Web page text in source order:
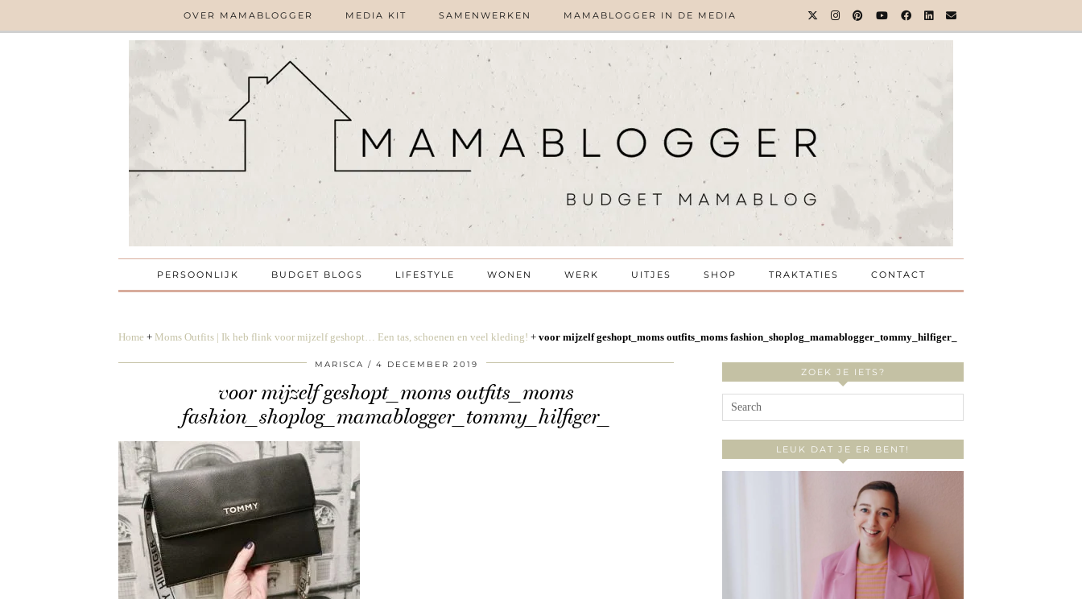
OVER MAMABLOGGER MEDIA KIT SAMENWERKEN MAMABLOGGER IN DE MEDIA
PERSOONLIJK BUDGET BLOGS LIFESTYLE WONEN WERK UITJES SHOP TRAKTATIES CONTACT
Home + Moms Outfits | Ik heb flink voor mijzelf geshopt… Een tas, schoenen en veel kleding! + voor mijzelf geshopt_moms outfits_moms fashion_shoplog_mamablogger_tommy_hilfiger_
MARISCA 4 DECEMBER 2019
voor mijzelf geshopt_moms outfits_moms
fashion_shoplog_mamablogger_tommy_hilfiger_
ZOEK JE IETS?
LEUK DAT JE ER BENT!